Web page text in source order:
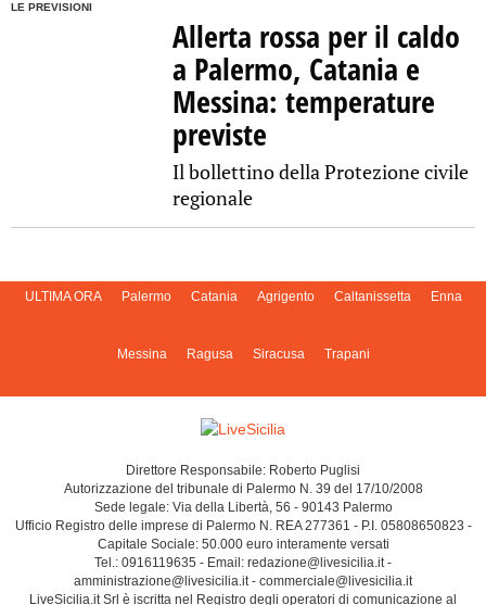
LE PREVISIONI
Allerta rossa per il caldo
a Palermo, Catania e
Messina: temperature
previste
Il bollettino della Protezione civile
regionale
ULTIMA ORA Palermo Catania Agrigento Caltanissetta Enna
Messina Ragusa Siracusa Trapani
Direttore Responsabile: Roberto Puglisi
Autorizzazione del tribunale di Palermo N. 39 del 17/10/2008
Sede legale: Via della Libertà, 56 - 90143 Palermo
Ufficio Registro delle imprese di Palermo N. REA 277361 - P.I. 05808650823 -
Capitale Sociale: 50.000 euro interamente versati
Tel.: 0916119635 - Email: redazione@livesicilia.it -
amministrazione@livesicilia.it - commerciale@livesicilia.it
LiveSicilia.it Srl è iscritta nel Registro degli operatori di comunicazione al